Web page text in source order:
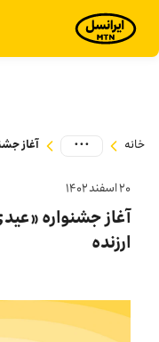
محصولات
خدمات
پشتیبانی
سرویس‌های ویژه
خانه ... آغاز
۲۰ اسفند ۱۴۰۲
آغاز جشنواره
ارزنده